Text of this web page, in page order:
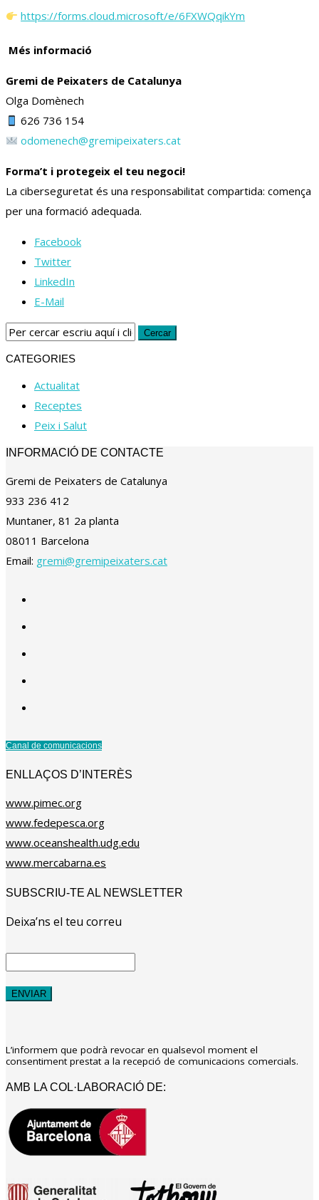
https://forms.cloud.microsoft/e/6FXWQqikYm
Més informació
Gremi de Peixaters de Catalunya
Olga Domènech
626 736 154
odomenech@gremipeixaters.cat
Forma’t i protegeix el teu negoci!
La ciberseguretat és una responsabilitat compartida: comença
per una formació adequada.
Facebook
Twitter
LinkedIn
E-Mail
CATEGORIES
Actualitat
Receptes
Peix i Salut
INFORMACIÓ DE CONTACTE
Gremi de Peixaters de Catalunya
933 236 412
Muntaner, 81 2a planta
08011 Barcelona
Email: gremi@gremipeixaters.cat
Canal de comunicacions
ENLLAÇOS D’INTERÈS
www.pimec.org
www.fedepesca.org
www.oceanshealth.udg.edu
www.mercabarna.es
SUBSCRIU-TE AL NEWSLETTER
Deixa’ns el teu correu
L’informem que podrà revocar en qualsevol moment el
consentiment prestat a la recepció de comunicacions comercials.
AMB LA COL·LABORACIÓ DE: